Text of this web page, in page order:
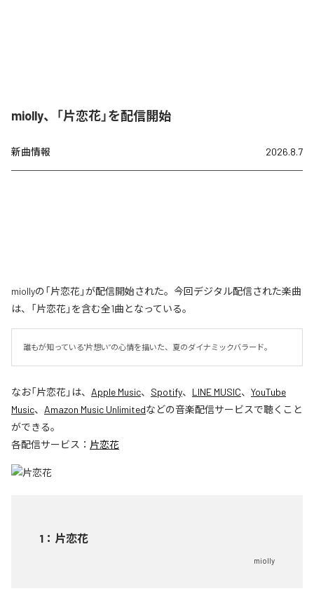
miolly、「片恋花」を配信開始
新曲情報 2026.8.7
miollyの「片恋花」が配信開始された。今回デジタル配信された楽曲
は、「片恋花」を含む全1曲となっている。
誰もが知っている"片想い”の心情を描いた、夏のダイナミックバラード。
なお「片恋花」は、 Apple Music、 Spotify、 LINE MUSIC、 YouTube
Music、 Amazon Music Unlimitedなどの音楽配信サービスで聴くこと
ができる。
各配信サービス： 片恋花
1 ： 片恋花
miolly